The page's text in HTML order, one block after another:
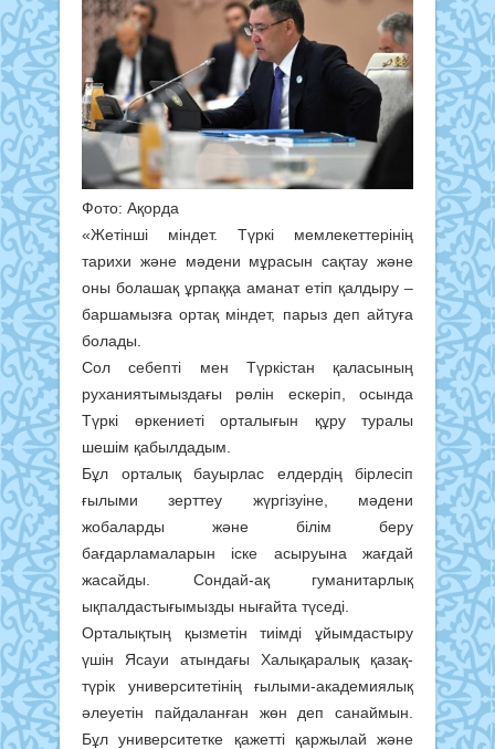
Фото: Ақорда
«Жетінші міндет. Түркі мемлекеттерінің
тарихи және мәдени мұрасын сақтау және
оны болашақ ұрпаққа аманат етіп қалдыру –
баршамызға ортақ міндет, парыз деп айтуға
болады.
Сол себепті мен Түркістан қаласының
руханиятымыздағы рөлін ескеріп, осында
Түркі өркениеті орталығын құру туралы
шешім қабылдадым.
Бұл орталық бауырлас елдердің бірлесіп
ғылыми зерттеу жүргізуіне, мәдени
жобаларды және білім беру
бағдарламаларын іске асыруына жағдай
жасайды. Сондай-ақ гуманитарлық
ықпалдастығымызды нығайта түседі.
Орталықтың қызметін тиімді ұйымдастыру
үшін Ясауи атындағы Халықаралық қазақ-
түрік университетінің ғылыми-академиялық
әлеуетін пайдаланған жөн деп санаймын.
Бұл университетке қажетті қаржылай және